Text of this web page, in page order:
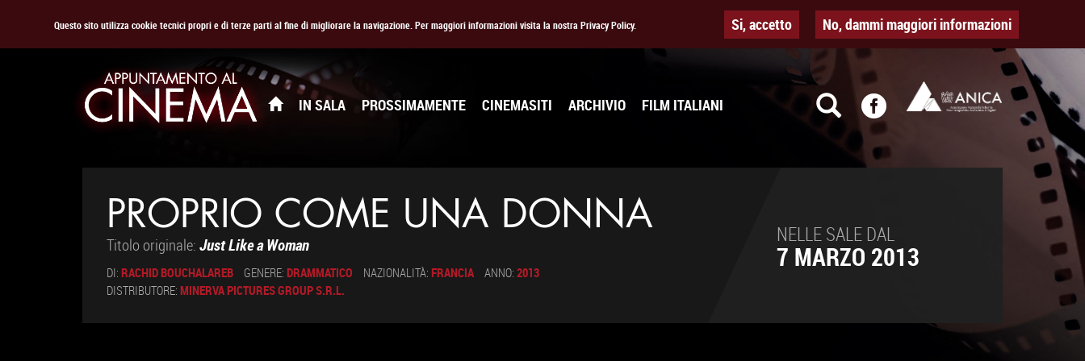
Questo sito utilizza cookie tecnici propri e di terze parti al fine di migliorare la navigazione. Per maggiori informazioni visita la nostra Privacy Policy. Si, accetto No, dammi maggiori informazioni
IN SALA PROSSIMAMENTE CINEMASITI ARCHIVIO FILM ITALIANI
PROPRIO COME UNA DONNA
Titolo originale: Just Like a Woman
DI: RACHID BOUCHALAREB GENERE: DRAMMATICO NAZIONALITÀ: FRANCIA ANNO: 2013
DISTRIBUTORE: MINERVA PICTURES GROUP S.R.L.
NELLE SALE DAL
7 MARZO 2013